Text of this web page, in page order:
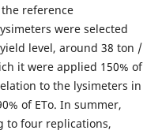
reference
were selected
level, around 38 ton /
it were applied 150% of
to the lysimeters in
of ETo. In summer,
to four replications,